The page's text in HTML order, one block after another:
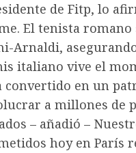
de Fitp, lo
El tenista romano
Arnaldi,
italiano vive el
convertido en un
a millones de
– añadió –
hoy en París